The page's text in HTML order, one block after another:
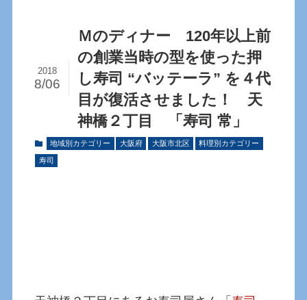
Ｍのディナー 120年以上前
の創業当時の型を使った押
し寿司 “バッテーラ” を４代
目が復活させました！ 天
神橋２丁目 「寿司 常」
2018
8/06
地域別カテゴリー 大阪府 大阪市北区 料理別カテゴリー
寿司